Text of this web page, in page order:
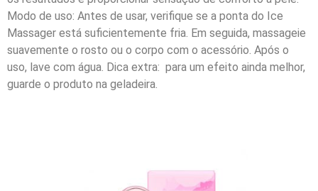
Modo de uso: Antes de usar, verifique se a ponta do Ice
Massager está suficientemente fria. Em seguida, massageie
suavemente o rosto ou o corpo com o acessório. Após o
uso, lave com água. Dica extra: para um efeito ainda melhor,
guarde o produto na geladeira.